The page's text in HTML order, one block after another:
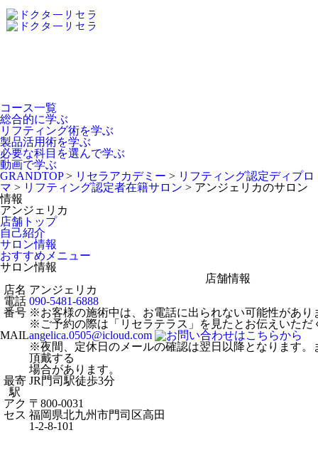
Dr.Recella Academy
について
コース一覧
総合的に学ぶ
リフティング術を学ぶ
製品活用術を学ぶ
必要な科目を選んで学ぶ
動画で学ぶ
GRANDTOP> リセラアカデミー > リフティング認定ディプロ
マ > リフティング認定者在籍サロン > アンジェリカのサロン
情報
アンジェリカ
店舗トップ
自己紹介
サロン情報
おすすめメニュー
サロン情報
店舗情報
店名 アンジェリカ
電話
番号
090-5481-6888
※お客様の施術中は、お電話に出られない可能性があり
※ご予約の際は「リセラテラス」を見たとお伝えいただ
MAILangelica.0505@icloud.com
※夜間、定休日のメールの確認は翌日以降となります。
頂戴する
場合があります。
最寄
駅
JR門司駅徒歩3分
アク
セス
〒800-0031
福岡県北九州市門司区高田
1-2-8-101